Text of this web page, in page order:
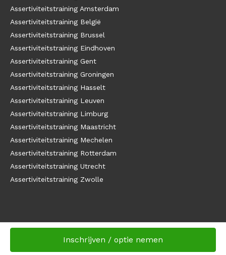
Inschrijven / optie nemen
Assertiviteitstraining Amsterdam
Assertiviteitstraining België
Assertiviteitstraining Brussel
Assertiviteitstraining Eindhoven
Assertiviteitstraining Gent
Assertiviteitstraining Groningen
Assertiviteitstraining Hasselt
Assertiviteitstraining Leuven
Assertiviteitstraining Limburg
Assertiviteitstraining Maastricht
Assertiviteitstraining Mechelen
Assertiviteitstraining Rotterdam
Assertiviteitstraining Utrecht
Assertiviteitstraining Zwolle
Tijdwinst.com Website door Bonsai media